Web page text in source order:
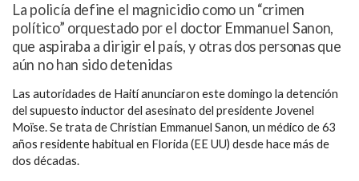
La policía define el magnicidio como un “crimen
político” orquestado por el doctor Emmanuel Sanon,
que aspiraba a dirigir el país, y otras dos personas que
aún no han sido detenidas
Las autoridades de Haití anunciaron este domingo la detención
del supuesto inductor del asesinato del presidente Jovenel
Moïse. Se trata de Christian Emmanuel Sanon, un médico de 63
años residente habitual en Florida (EE UU) desde hace más de
dos décadas.